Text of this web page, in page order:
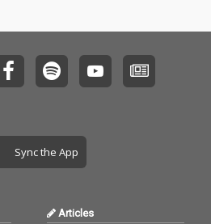
Sync the App
Articles